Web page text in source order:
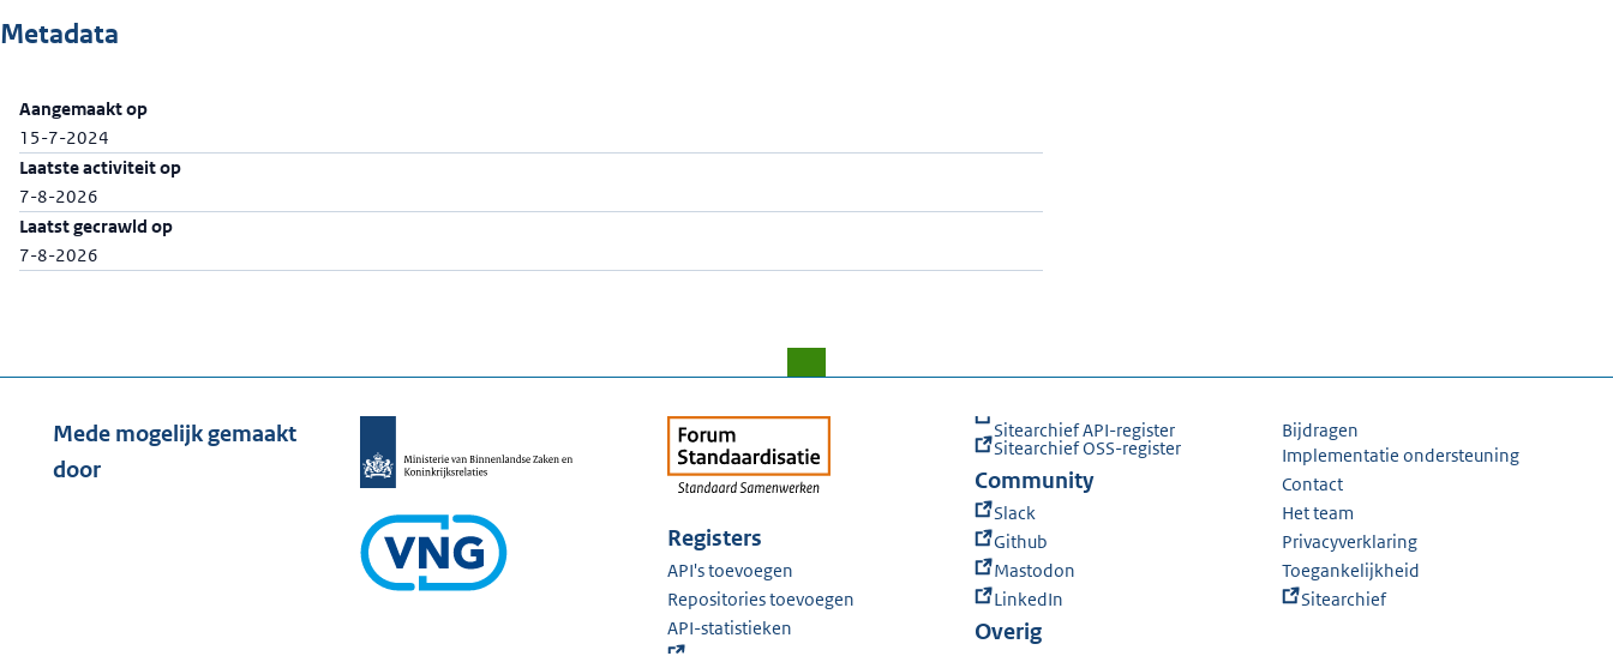
Metadata
Aangemaakt op
15-7-2024
Laatste activiteit op
7-8-2026
Laatst gecrawld op
7-8-2026
Mede mogelijk gemaakt
door
Registers
API's toevoegen
Repositories toevoegen
API-statistieken
Sitearchief API-register
Sitearchief OSS-register
Community
Slack
Github
Mastodon
LinkedIn
Overig
Bijdragen
Implementatie ondersteuning
Contact
Het team
Privacyverklaring
Toegankelijkheid
Sitearchief